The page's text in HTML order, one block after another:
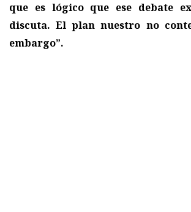
que es lógico que ese debate
discuta. El plan nuestro no
embargo”.